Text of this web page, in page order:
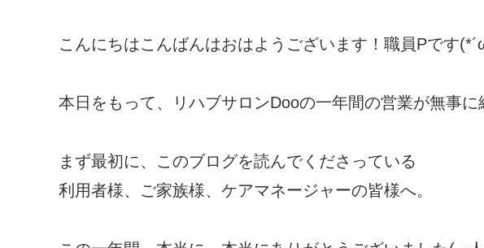
こんにちはこんばんはおはようございます！職員Pです
本日をもって、リハブサロンDooの一年間の営業が無事に
まず最初に、このブログを読んでくださっている
利用者様、ご家族様、ケアマネージャーの皆様へ。